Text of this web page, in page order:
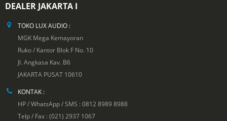
DEALER JAKARTA I
TOKO LUX AUDIO :
MGK Mega Kemayoran
Ruko / Kantor Blok F No. 10
Jl. Angkasa Kav. B6
JAKARTA PUSAT 10610
KONTAK :
HP / WhatsApp / SMS : 0812 8989 8988
Telp / Fax : (021) 2937 1067